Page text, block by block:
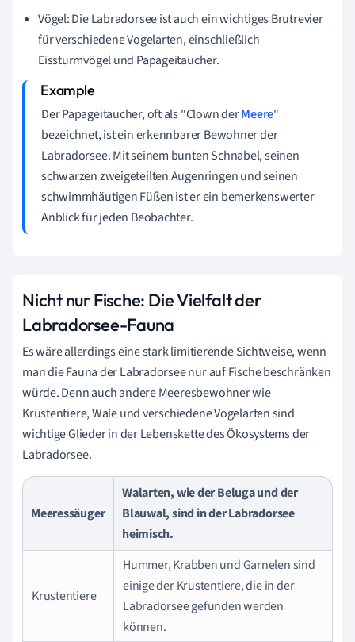
Vögel: Die Labradorsee ist auch ein wichtiges Brutrevier
für verschiedene Vogelarten, einschließlich
Eissturmvögel und Papageitaucher.
Der Papageitaucher, oft als "Clown derMeere"
bezeichnet, ist ein erkennbarer Bewohner der
Labradorsee. Mit seinem bunten Schnabel, seinen
schwarzen zweigeteilten Augenringen und seinen
schwimmhäutigen Füßen ist er ein bemerkenswerter
Anblick für jeden Beobachter.
Nicht nur Fische: Die Vielfalt der
Labradorsee-Fauna
Es wäre allerdings eine stark limitierende Sichtweise, wenn
man die Fauna der Labradorsee nur auf Fische beschränken
würde. Denn auch andere Meeresbewohner wie
Krustentiere, Wale und verschiedene Vogelarten sind
wichtige Glieder in der Lebenskette des Ökosystems der
Labradorsee.
Meeressäuger
Walarten, wie der Beluga und der
Blauwal, sind in der Labradorsee
heimisch.
Krustentiere
Hummer, Krabben und Garnelen sind
einige der Krustentiere, die in der
Labradorsee gefunden werden
können.